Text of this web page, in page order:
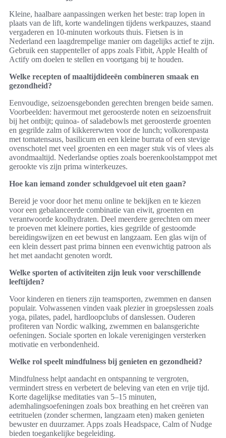
Kleine, haalbare aanpassingen werken het beste: trap lopen in
plaats van de lift, korte wandelingen tijdens werkpauzes, staand
vergaderen en 10-minuten workouts thuis. Fietsen is in
Nederland een laagdrempelige manier om dagelijks actief te zijn.
Gebruik een stappenteller of apps zoals Fitbit, Apple Health of
Actify om doelen te stellen en voortgang bij te houden.
Welke recepten of maaltijdideeën combineren smaak en
gezondheid?
Eenvoudige, seizoensgebonden gerechten brengen beide samen.
Voorbeelden: havermout met geroosterde noten en seizoensfruit
bij het ontbijt; quinoa- of saladebowls met geroosterde groenten
en gegrilde zalm of kikkererwten voor de lunch; volkorenpasta
met tomatensaus, basilicum en een kleine burrata of een stevige
ovenschotel met veel groenten en een mager stuk vis of vlees als
avondmaaltijd. Nederlandse opties zoals boerenkoolstamppot met
gerookte vis zijn prima winterkeuzes.
Hoe kan iemand zonder schuldgevoel uit eten gaan?
Bereid je voor door het menu online te bekijken en te kiezen
voor een gebalanceerde combinatie van eiwit, groenten en
verantwoorde koolhydraten. Deel meerdere gerechten om meer
te proeven met kleinere porties, kies gegrilde of gestoomde
bereidingswijzen en eet bewust en langzaam. Een glas wijn of
een klein dessert past prima binnen een evenwichtig patroon als
het met aandacht genoten wordt.
Welke sporten of activiteiten zijn leuk voor verschillende
leeftijden?
Voor kinderen en tieners zijn teamsporten, zwemmen en dansen
populair. Volwassenen vinden vaak plezier in groepslessen zoals
yoga, pilates, padel, hardloopclubs of danslessen. Ouderen
profiteren van Nordic walking, zwemmen en balansgerichte
oefeningen. Sociale sporten en lokale verenigingen versterken
motivatie en verbondenheid.
Welke rol speelt mindfulness bij genieten en gezondheid?
Mindfulness helpt aandacht en ontspanning te vergroten,
vermindert stress en verbetert de beleving van eten en vrije tijd.
Korte dagelijkse meditaties van 5–15 minuten,
ademhalingsoefeningen zoals box breathing en het creëren van
eetrituelen (zonder schermen, langzaam eten) maken genieten
bewuster en duurzamer. Apps zoals Headspace, Calm of Nudge
bieden toegankelijke begeleiding.